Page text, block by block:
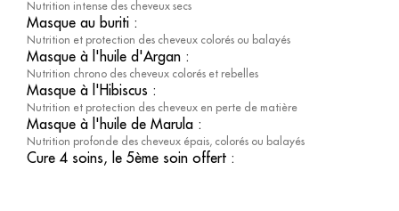
Nutrition intense des cheveux secs
Masque au buriti :
Nutrition et protection des cheveux colorés ou balayés
Masque à l'huile d'Argan :
Nutrition chrono des cheveux colorés et rebelles
Masque à l'Hibiscus :
Nutrition et protection des cheveux en perte de matière
Masque à l'huile de Marula :
Nutrition profonde des cheveux épais, colorés ou balayés
Cure 4 soins, le 5ème soin offert :